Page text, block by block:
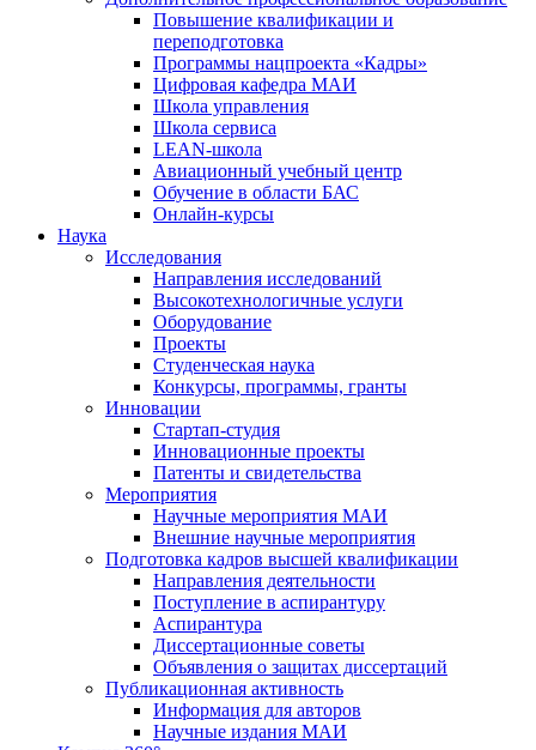
Повышение квалификации и
переподготовка
Программы нацпроекта «Кадры»
Цифровая кафедра МАИ
Школа управления
Школа сервиса
LEAN-школа
Авиационный учебный центр
Обучение в области БАС
Онлайн-курсы
Наука
Исследования
Направления исследований
Высокотехнологичные услуги
Оборудование
Проекты
Студенческая наука
Конкурсы, программы, гранты
Инновации
Стартап-студия
Инновационные проекты
Патенты и свидетельства
Мероприятия
Научные мероприятия МАИ
Внешние научные мероприятия
Подготовка кадров высшей квалификации
Направления деятельности
Поступление в аспирантуру
Аспирантура
Диссертационные советы
Объявления о защитах диссертаций
Публикационная активность
Информация для авторов
Научные издания МАИ